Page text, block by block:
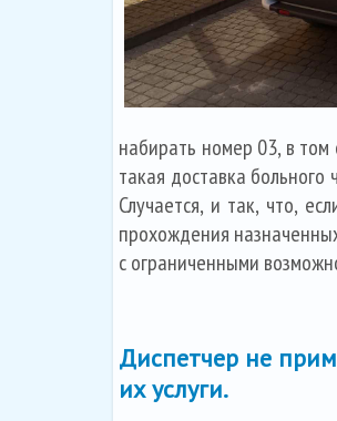
набирать номер 03, в том
такая доставка
Случается, и так, что,
прохождения
с ограниченными
Диспетчер не
их услуги.